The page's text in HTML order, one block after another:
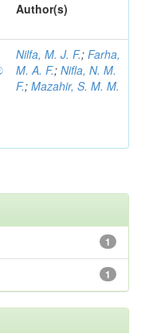
Author(s)
Nilfa, M. J. F.; Farha,
M. A. F.; Nifla, N. M.
F.; Mazahir, S. M. M.
1
1